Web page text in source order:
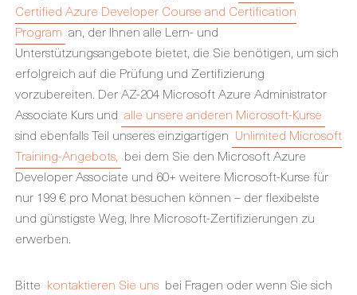
Certified Azure Developer Course and Certification
Program an, der Ihnen alle Lern- und
Unterstützungsangebote bietet, die Sie benötigen, um sich
erfolgreich auf die Prüfung und Zertifizierung
vorzubereiten. Der AZ-204 Microsoft Azure Administrator
Associate Kurs und alle unsere anderen Microsoft-Kurse
sind ebenfalls Teil unseres einzigartigen Unlimited Microsoft
Training-Angebots, bei dem Sie den Microsoft Azure
Developer Associate und 60+ weitere Microsoft-Kurse für
nur 199 € pro Monat besuchen können – der flexibelste
und günstigste Weg, Ihre Microsoft-Zertifizierungen zu
erwerben.
Bitte kontaktieren Sie uns bei Fragen oder wenn Sie sich